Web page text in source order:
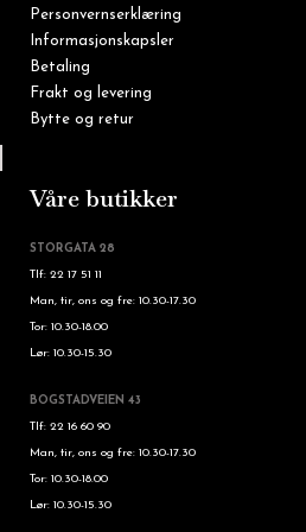
Personvernserklæring
Informasjonskapsler
Betaling
Frakt og levering
Bytte og retur
Våre butikker
STORGATA 28
Tlf: 22 17 51 11
Man, tir, ons og fre: 10.30-17.30
Tor: 10.30-18.00
Lør: 10.30-15.30
BOGSTADVEIEN 43
Tlf: 22 16 60 90
Man, tir, ons og fre: 10.30-17.30
Tor: 10.30-18.00
Lør: 10.30-15.30